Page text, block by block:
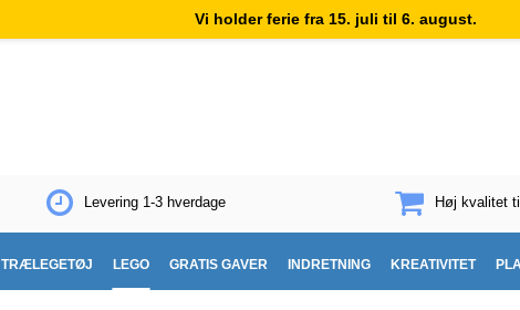
Vi holder ferie fra 15. juli til 6. august.
Levering 1-3 hverdage Høj kvalitet
TRÆLEGETØJ LEGO GRATIS GAVER INDRETNING KREATIVITET